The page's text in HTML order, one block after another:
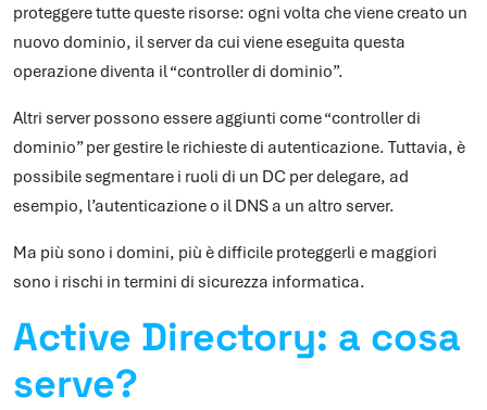
proteggere tutte queste risorse: ogni volta che viene creato un
nuovo dominio, il server da cui viene eseguita questa
operazione diventa il “controller di dominio”.
Altri server possono essere aggiunti come “controller di
dominio” per gestire le richieste di autenticazione. Tuttavia, è
possibile segmentare i ruoli di un DC per delegare, ad
esempio, l’autenticazione o il DNS a un altro server.
Ma più sono i domini, più è difficile proteggerli e maggiori
sono i rischi in termini di sicurezza informatica.
Active Directory: a cosa
serve?